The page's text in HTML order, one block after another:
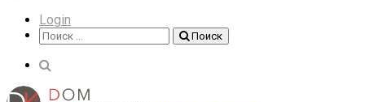
Login
Поиск
Поиск